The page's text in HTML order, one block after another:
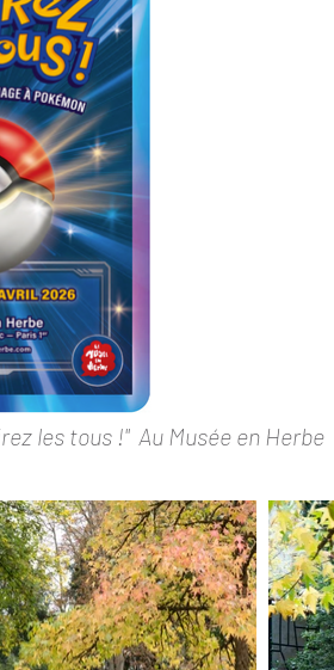
les tous !" Au Musée en Herbe